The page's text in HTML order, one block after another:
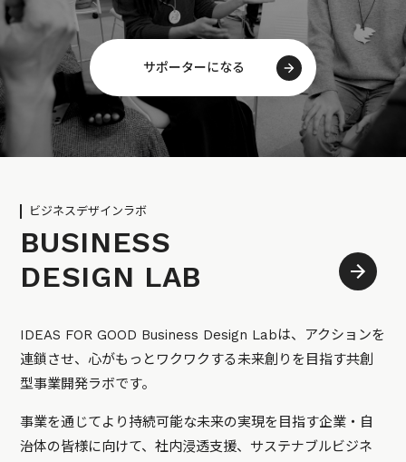
サポーターになる
ビジネスデザインラボ
BUSINESS
DESIGN LAB
IDEAS FOR GOOD Business Design Labは、アクションを
連鎖させ、心がもっとワクワクする未来創りを目指す共創
型事業開発ラボです。
事業を通じてより持続可能な未来の実現を目指す企業・自
治体の皆様に向けて、社内浸透支援、サステナブルビジネ